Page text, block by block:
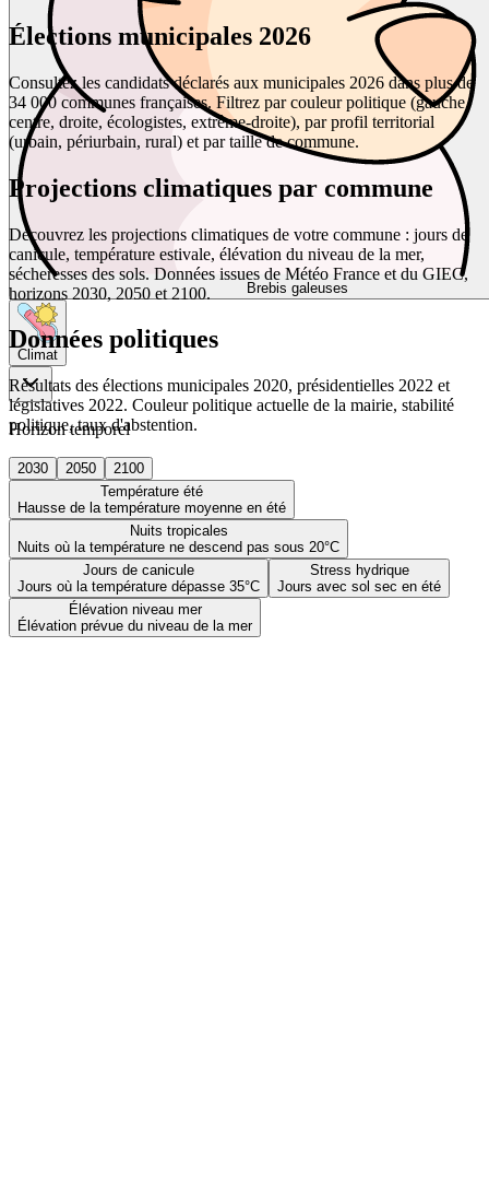
Brebis galeuses
Climat
Horizon temporel
2030 2050
2100
Température été
Hausse de la température moyenne en été
Nuits tropicales
Nuits où la température ne descend pas sous 20°C
Jours de canicule
Jours où la température dépasse 35°C
Stress hydrique
Jours avec sol sec en été
Élévation niveau mer
Élévation prévue du niveau de la mer
Élections municipales 2026
Consultez les candidats déclarés aux municipales 2026 dans plus de
34 000 communes françaises. Filtrez par couleur politique (gauche,
centre, droite, écologistes, extrême-droite), par profil territorial
(urbain, périurbain, rural) et par taille de commune.
Projections climatiques par commune
Découvrez les projections climatiques de votre commune : jours de
canicule, température estivale, élévation du niveau de la mer,
sécheresses des sols. Données issues de Météo France et du GIEC,
horizons 2030, 2050 et 2100.
Données politiques
Résultats des élections municipales 2020, présidentielles 2022 et
législatives 2022. Couleur politique actuelle de la mairie, stabilité
politique, taux d'abstention.